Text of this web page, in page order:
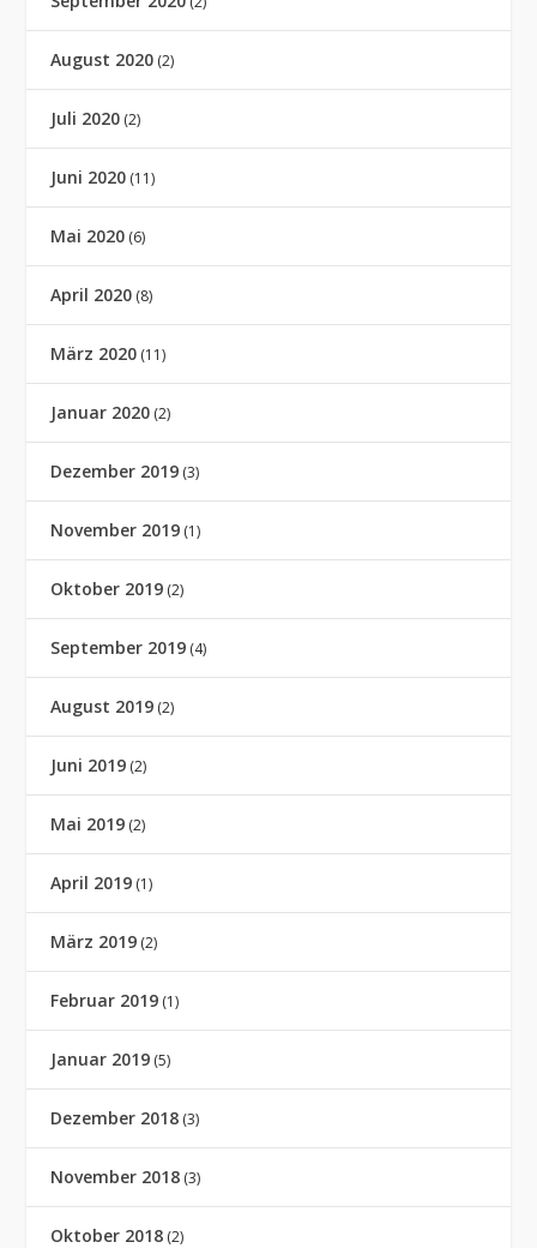
August 2020 (2)
Juli 2020 (2)
Juni 2020 (11)
Mai 2020 (6)
April 2020 (8)
März 2020 (11)
Januar 2020 (2)
Dezember 2019 (3)
November 2019 (1)
Oktober 2019 (2)
September 2019 (4)
August 2019 (2)
Juni 2019 (2)
Mai 2019 (2)
April 2019 (1)
März 2019 (2)
Februar 2019 (1)
Januar 2019 (5)
Dezember 2018 (3)
November 2018 (3)
Oktober 2018 (2)